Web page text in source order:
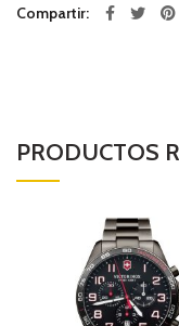
Compartir
PRODUCTOS